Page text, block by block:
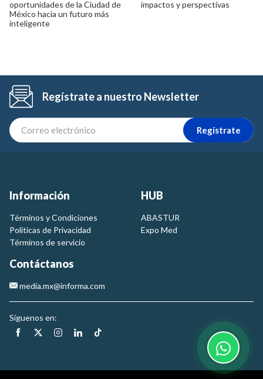
oportunidades de la Ciudad de
México hacia un futuro más
inteligente
impactos y perspectivas
Regístrate a nuestro Newsletter
Regístrate
Información
Términos y Condiciones
Politicas de Privacidad
Términos de servicio
HUB
ABASTUR
Expo Med
Contáctanos
media.mx@informa.com
Síguenos en: